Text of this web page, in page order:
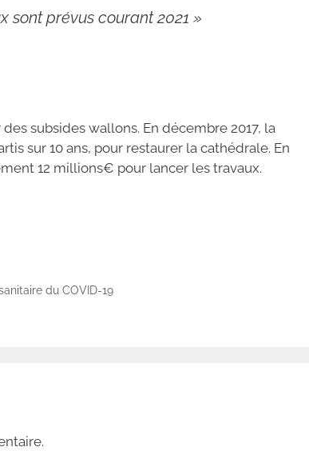
sont prévus courant 2021 »
subsides wallons. En décembre 2017, la
sur 10 ans, pour restaurer la cathédrale. En
12 millions€ pour lancer les travaux.
du COVID-19